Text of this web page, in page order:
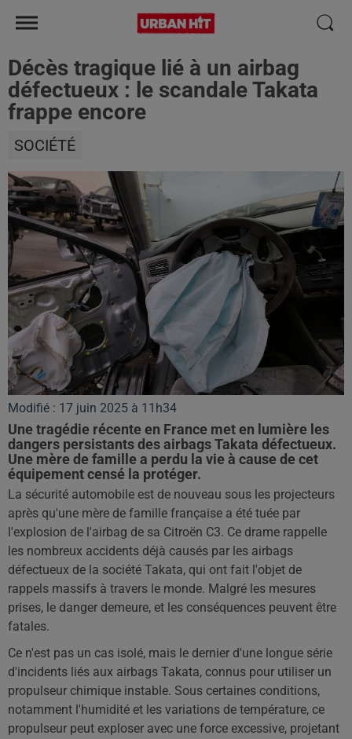
Décès tragique lié à un airbag
défectueux : le scandale Takata
frappe encore
SOCIÉTÉ
Modifié : 17 juin 2025 à 11h34
Une tragédie récente en France met en lumière les
dangers persistants des airbags Takata défectueux.
Une mère de famille a perdu la vie à cause de cet
équipement censé la protéger.
La sécurité automobile est de nouveau sous les projecteurs
après qu'une mère de famille française a été tuée par
l'explosion de l'airbag de sa Citroën C3. Ce drame rappelle
les nombreux accidents déjà causés par les airbags
défectueux de la société Takata, qui ont fait l'objet de
rappels massifs à travers le monde. Malgré les mesures
prises, le danger demeure, et les conséquences peuvent être
fatales.
Ce n'est pas un cas isolé, mais le dernier d'une longue série
d'incidents liés aux airbags Takata, connus pour utiliser un
propulseur chimique instable. Sous certaines conditions,
notamment l'humidité et les variations de température, ce
propulseur peut exploser avec une force excessive, projetant